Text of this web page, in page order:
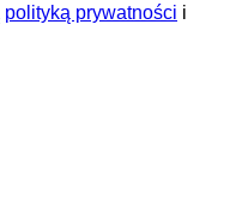
polityką prywatności i